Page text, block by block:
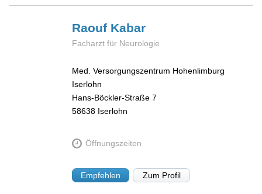
Raouf Kabar
Facharzt für Neurologie
Med. Versorgungszentrum Hohenlimburg
Iserlohn
Hans-Böckler-Straße 7
58638 Iserlohn
Öffnungszeiten
Empfehlen Zum Profil